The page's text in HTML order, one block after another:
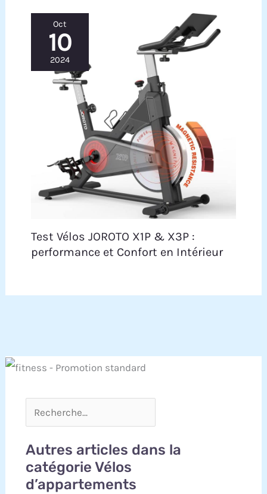
Oct
10
2024
Test Vélos JOROTO X1P & X3P :
performance et Confort en Intérieur
Autres articles dans la
catégorie Vélos
d’appartements